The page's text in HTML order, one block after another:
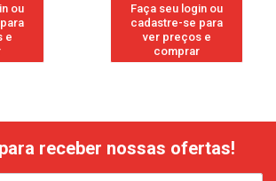
ou
e
Faça seu login ou
cadastre-se para
ver preços e
comprar
receber nossas ofertas!